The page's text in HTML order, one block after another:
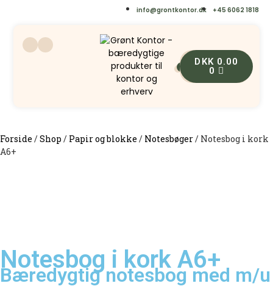
info@grontkontor.dk +45 6062 1818
0 DKK 0.00
0
Forside /Shop / Papir og blokke / Notesbøger/ Notesbog i kork
A6+
Notesbog i kork A6+
Bæredygtig notesbog med m/u